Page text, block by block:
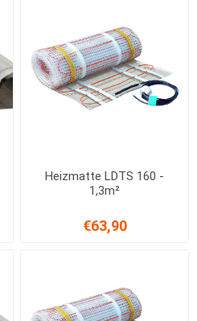
Heizmatte LDTS 160 -
1,3m²
€63,90